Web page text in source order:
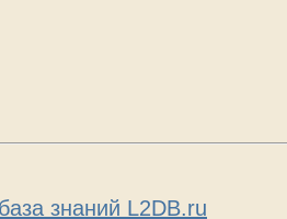
знаний L2DB.ru